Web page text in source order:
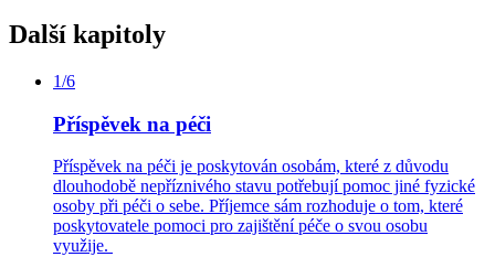
Další kapitoly
1/6
Příspěvek na péči
Příspěvek na péči je poskytován osobám, které z důvodu
dlouhodobě nepříznivého stavu potřebují pomoc jiné fyzické
osoby při péči o sebe. Příjemce sám rozhoduje o tom, které
poskytovatele pomoci pro zajištění péče o svou osobu
využije.